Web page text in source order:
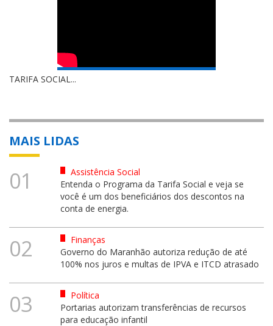
TARIFA SOCIAL...
MAIS LIDAS
01
Assistência Social
Entenda o Programa da Tarifa Social e veja se
você é um dos beneficiários dos descontos na
conta de energia.
02
Finanças
Governo do Maranhão autoriza redução de até
100% nos juros e multas de IPVA e ITCD atrasado
03
Política
Portarias autorizam transferências de recursos
para educação infantil